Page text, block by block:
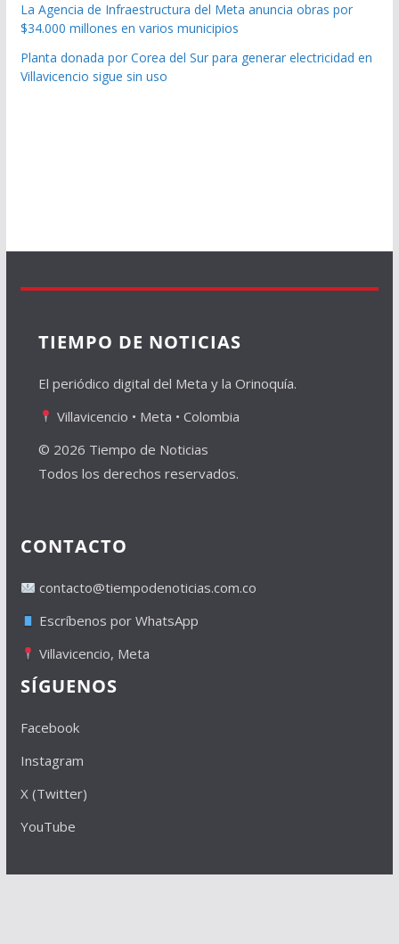
La Agencia de Infraestructura del Meta anuncia obras por
$34.000 millones en varios municipios
Planta donada por Corea del Sur para generar electricidad en
Villavicencio sigue sin uso
TIEMPO DE NOTICIAS
El periódico digital del Meta y la Orinoquía.
Villavicencio • Meta • Colombia
© 2026 Tiempo de Noticias
Todos los derechos reservados.
CONTACTO
contacto@tiempodenoticias.com.co
Escríbenos por WhatsApp
Villavicencio, Meta
SÍGUENOS
Facebook
Instagram
X (Twitter)
YouTube